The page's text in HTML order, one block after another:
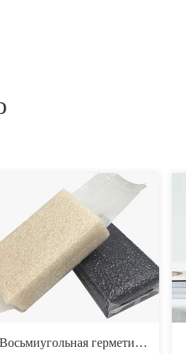
Восьмиугольная герметичная упаковка для еды